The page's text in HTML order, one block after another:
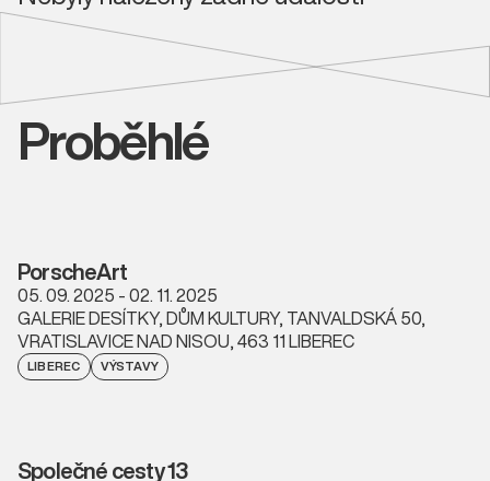
Proběhlé
PorscheArt
05. 09. 2025 - 02. 11. 2025
GALERIE DESÍTKY, DŮM KULTURY, TANVALDSKÁ 50,
VRATISLAVICE NAD NISOU, 463 11 LIBEREC
LIBEREC VÝSTAVY
Společné cesty 13